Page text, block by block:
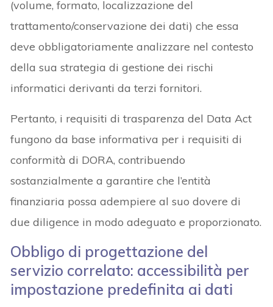
(volume, formato, localizzazione del
trattamento/conservazione dei dati) che essa
deve obbligatoriamente analizzare nel contesto
della sua strategia di gestione dei rischi
informatici derivanti da terzi fornitori.
Pertanto, i requisiti di trasparenza del Data Act
fungono da base informativa per i requisiti di
conformità di DORA, contribuendo
sostanzialmente a garantire che l’entità
finanziaria possa adempiere al suo dovere di
due diligence in modo adeguato e proporzionato.
Obbligo di progettazione del
servizio correlato: accessibilità per
impostazione predefinita ai dati